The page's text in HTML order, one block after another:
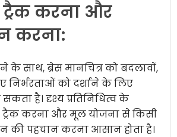
ट्रैक करना और
करना:
साथ, ब्रेस मानचित्र को बदलावों,
निर्भरताओं को दर्शाने के लिए
है। दृश्य प्रतिनिधित्व के
ट्रैक करना और मूल योजना से किसी
की पहचान करना आसान होता है।